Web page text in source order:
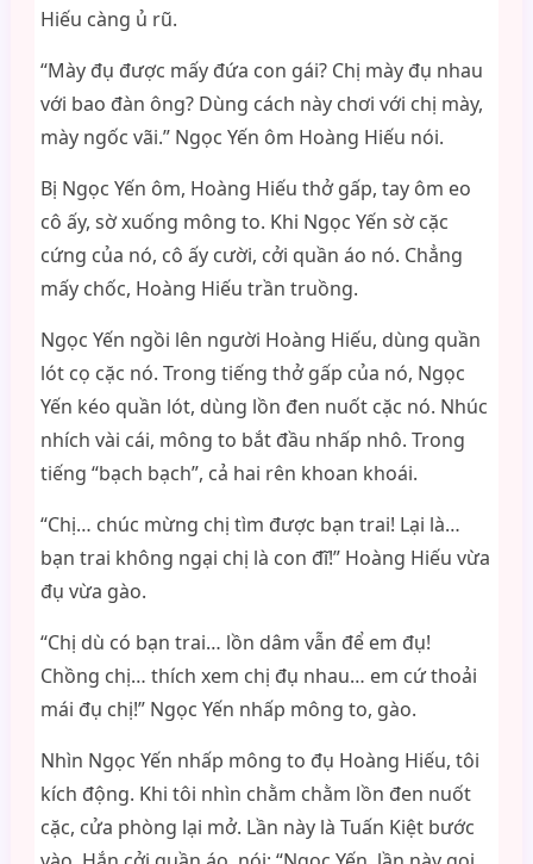
Hiếu càng ủ rũ.
“Mày đụ được mấy đứa con gái? Chị mày đụ nhau
với bao đàn ông? Dùng cách này chơi với chị mày,
mày ngốc vãi.” Ngọc Yến ôm Hoàng Hiếu nói.
Bị Ngọc Yến ôm, Hoàng Hiếu thở gấp, tay ôm eo
cô ấy, sờ xuống mông to. Khi Ngọc Yến sờ cặc
cứng của nó, cô ấy cười, cởi quần áo nó. Chẳng
mấy chốc, Hoàng Hiếu trần truồng.
Ngọc Yến ngồi lên người Hoàng Hiếu, dùng quần
lót cọ cặc nó. Trong tiếng thở gấp của nó, Ngọc
Yến kéo quần lót, dùng lồn đen nuốt cặc nó. Nhúc
nhích vài cái, mông to bắt đầu nhấp nhô. Trong
tiếng “bạch bạch”, cả hai rên khoan khoái.
“Chị… chúc mừng chị tìm được bạn trai! Lại là…
bạn trai không ngại chị là con đĩ!” Hoàng Hiếu vừa
đụ vừa gào.
“Chị dù có bạn trai… lồn dâm vẫn để em đụ!
Chồng chị… thích xem chị đụ nhau… em cứ thoải
mái đụ chị!” Ngọc Yến nhấp mông to, gào.
Nhìn Ngọc Yến nhấp mông to đụ Hoàng Hiếu, tôi
kích động. Khi tôi nhìn chằm chằm lồn đen nuốt
cặc, cửa phòng lại mở. Lần này là Tuấn Kiệt bước